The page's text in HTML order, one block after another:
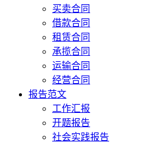
买卖合同
借款合同
租赁合同
承揽合同
运输合同
经营合同
报告范文
工作汇报
开题报告
社会实践报告